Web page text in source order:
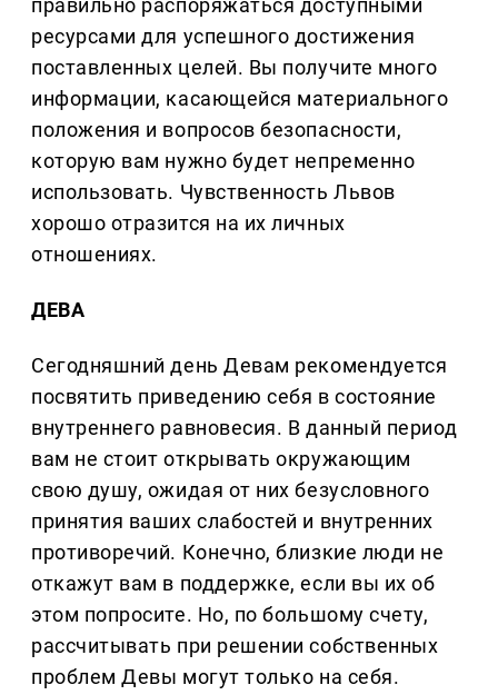
правильно распоряжаться доступными
ресурсами для успешного достижения
поставленных целей. Вы получите много
информации, касающейся материального
положения и вопросов безопасности,
которую вам нужно будет непременно
использовать. Чувственность Львов
хорошо отразится на их личных
отношениях.
ДЕВА
Сегодняшний день Девам рекомендуется
посвятить приведению себя в состояние
внутреннего равновесия. В данный период
вам не стоит открывать окружающим
свою душу, ожидая от них безусловного
принятия ваших слабостей и внутренних
противоречий. Конечно, близкие люди не
откажут вам в поддержке, если вы их об
этом попросите. Но, по большому счету,
рассчитывать при решении собственных
проблем Девы могут только на себя.